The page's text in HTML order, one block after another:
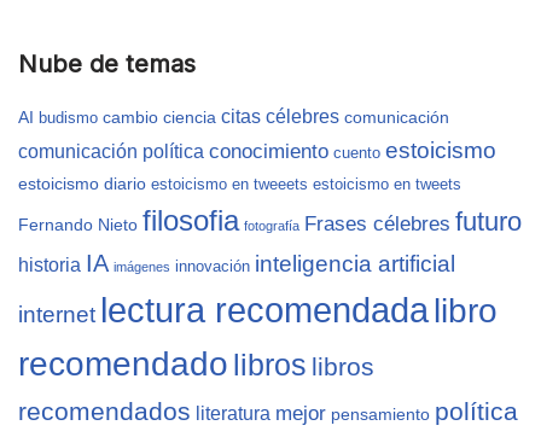
Nube de temas
AI budismo cambio ciencia citas célebres comunicación
comunicación política conocimiento cuento estoicismo
estoicismo diario estoicismo en tweeets estoicismo en tweets
Fernando Nieto filosofia fotografía Frases célebres futuro
historia IA imágenes innovación inteligencia artificial
internet lectura recomendadalibro
recomendado libros libros
recomendados literatura mejor pensamiento política